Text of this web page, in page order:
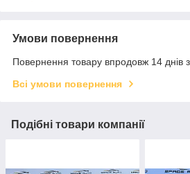
Умови повернення
Повернення товару впродовж 14 днів
Всі умови повернення
Подібні товари компанії